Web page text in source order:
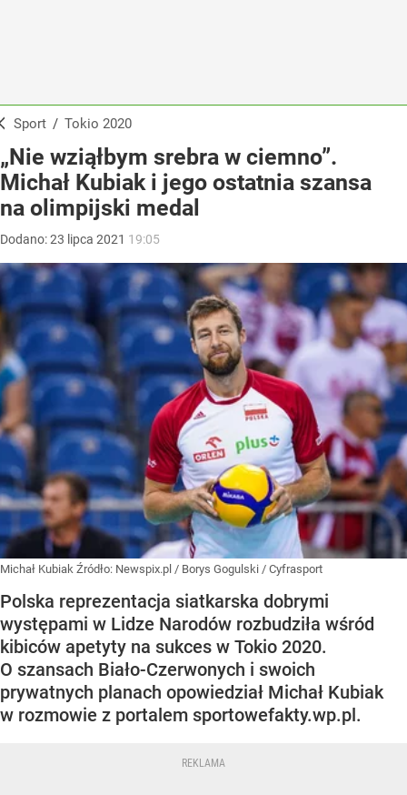
Sport / Tokio 2020
„Nie wziąłbym srebra w ciemno”.
Michał Kubiak i jego ostatnia szansa
na olimpijski medal
Dodano:23 lipca 2021 19:05
Michał Kubiak Źródło: Newspix.pl / Borys Gogulski / Cyfrasport
Polska reprezentacja siatkarska dobrymi
występami w Lidze Narodów rozbudziła wśród
kibiców apetyty na sukces w Tokio 2020.
O szansach Biało-Czerwonych i swoich
prywatnych planach opowiedział Michał Kubiak
w rozmowie z portalem sportowefakty.wp.pl.